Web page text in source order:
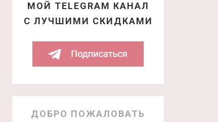
МОЙ TELEGRAM КАНАЛ
С ЛУЧШИМИ СКИДКАМИ
ДОБРО ПОЖАЛОВАТЬ